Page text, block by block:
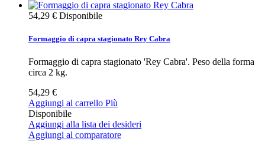
54,29 € Disponibile
Formaggio di capra stagionato Rey Cabra
Formaggio di capra stagionato 'Rey Cabra'. Peso della forma
circa 2 kg.
54,29 €
Aggiungi al carrello Più
Disponibile
Aggiungi alla lista dei desideri
Aggiungi al comparatore